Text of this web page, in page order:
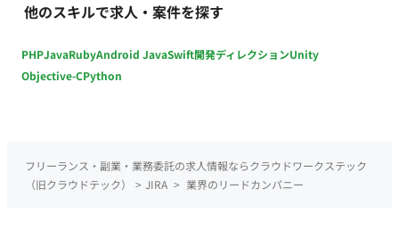
他のスキルで求人・案件を探す
PHPJavaRubyAndroid JavaSwift開発ディレクションUnity
Objective-CPython
フリーランス・副業・業務委託の求人情報ならクラウドワークステック
（旧クラウドテック）
> JIRA > 業界のリードカンパニー